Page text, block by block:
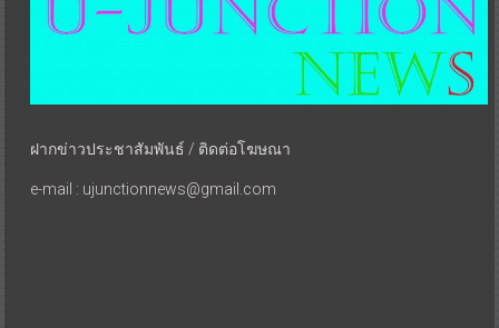
ฝากข่าวประชาสัมพันธ์ / ติดต่อโฆษณา
e-mail : ujunctionnews@gmail.com